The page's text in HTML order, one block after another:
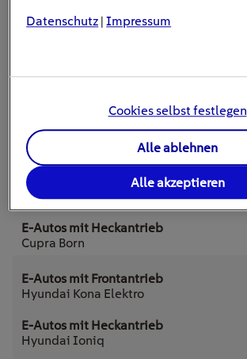
verfügbar.
BMW iX
Fiat 500 e
Cupra Born
Hyundai Kona Elektro
Hyundai Ioniq
Datenschutz |Impressum
Cookies selbst festlegen
Alle ablehnen
Alle akzeptieren